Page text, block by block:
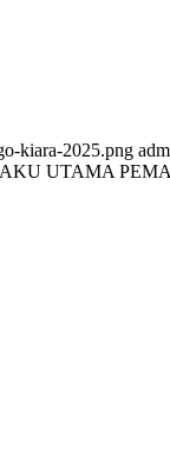
kiara-2025.png
UTAMA